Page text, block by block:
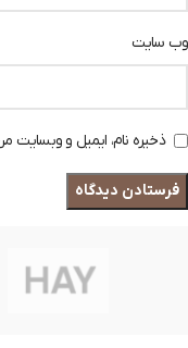
وب‌ سایت
ذخیره نام، ایمیل و وبسایت